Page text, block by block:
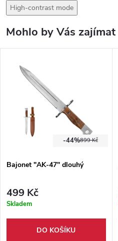
High-contrast mode
Mohlo by Vás zajímat
899 Kč
-44%
Bajonet "AK-47" dlouhý
499 Kč
Skladem
DO KOŠÍKU